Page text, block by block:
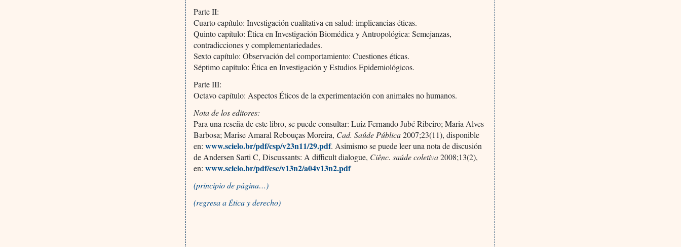
Parte II:
Cuarto capítulo: Investigación cualitativa en salud: implicancias éticas.
Quinto capítulo: Ética en Investigación Biomédica y Antropológica: Semejanzas,
contradicciones y complementariedades.
Sexto capítulo: Observación del comportamiento: Cuestiones éticas.
Séptimo capítulo: Ética en Investigación y Estudios Epidemiológicos.
Parte III:
Octavo capítulo: Aspectos Éticos de la experimentación con animales no humanos.
Nota de los editores:
Para una reseña de este libro, se puede consultar: Luiz Fernando Jubé Ribeiro; Maria Alves
Barbosa; Marise Amaral Rebouças Moreira, Cad. Saúde Pública2007;23(11), disponible
en:www.scielo.br/pdf/csp/v23n11/29.pdf. Asimismo se puede leer una nota de discusión
de Andersen Sarti C, Discussants: A difficult dialogue, Ciênc. saúde coletiva2008;13(2),
en:www.scielo.br/pdf/csc/v13n2/a04v13n2.pdf
(principio de página…)
(regresa a Ética y derecho)